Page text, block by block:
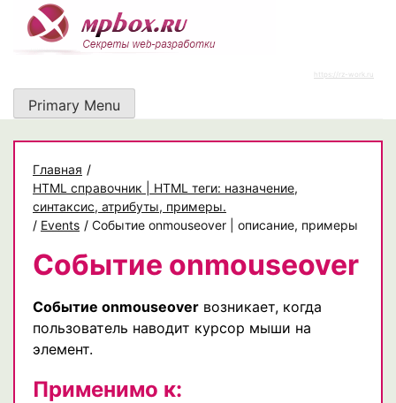
content
https://rz-work.ru
Primary Menu
Главная /
HTML справочник | HTML теги: назначение,
синтаксис, атрибуты, примеры.
/ Events / Событие onmouseover | описание, примеры
Событие onmouseover
Событие onmouseover возникает, когда
пользователь наводит курсор мыши на
элемент.
Применимо к: